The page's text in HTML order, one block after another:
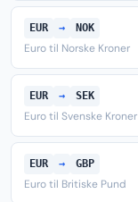
EUR → NOK
Euro til Norske Kroner
EUR → SEK
Euro til Svenske Kroner
EUR → GBP
Euro til Britiske Pund